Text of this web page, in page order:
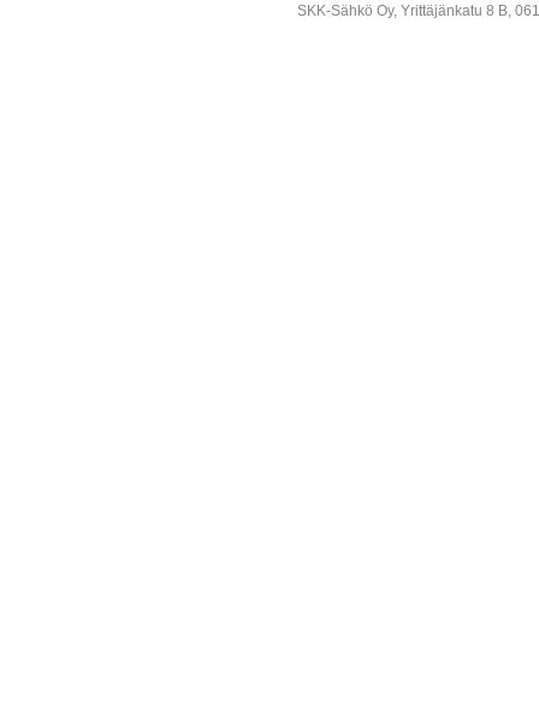
SKK-Sähkö Oy, Yrittäjänkatu 8 B,